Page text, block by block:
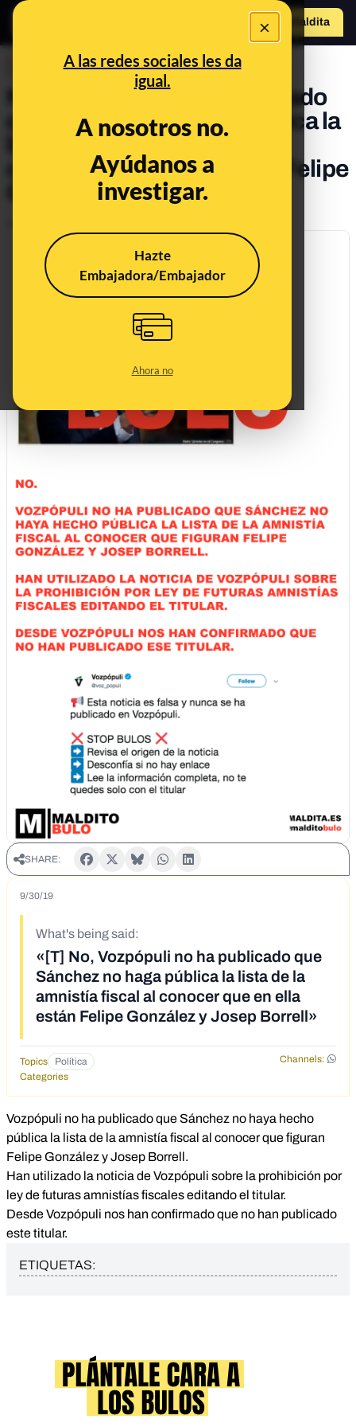
×
A las redes sociales les da
igual.
A nosotros no.
Ayúdanos a
investigar.
Hazte
Embajadora/Embajador
Ahora no
Hazte Maldita
No, Vozpópuli no ha publicado
que Sánchez no haga pública la
lista de la amnistía fiscal al
conocer que en ella están Felipe
González y Josep Borrell
SHARE:
9/30/19
What's being said:
«[T] No, Vozpópuli no ha publicado que
Sánchez no haga pública la lista de la
amnistía fiscal al conocer que en ella
están Felipe González y Josep Borrell»
Topics Política
Channels:
Categories
Vozpópuli no ha publicado que Sánchez no haya hecho
pública la lista de la amnistía fiscal al conocer que figuran
Felipe González y Josep Borrell.
Han utilizado la noticia de Vozpópuli sobre la prohibición por
ley de futuras amnistías fiscales editando el titular.
Desde Vozpópuli nos han confirmado que no han publicado
este titular.
ETIQUETAS: